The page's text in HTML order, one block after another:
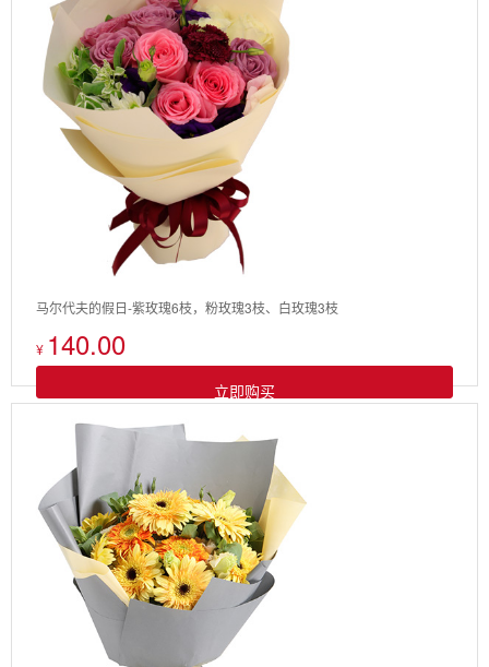
马尔代夫的假日-紫玫瑰6枝，粉玫瑰3枝、白玫瑰3枝
¥ 140.00
立即购买